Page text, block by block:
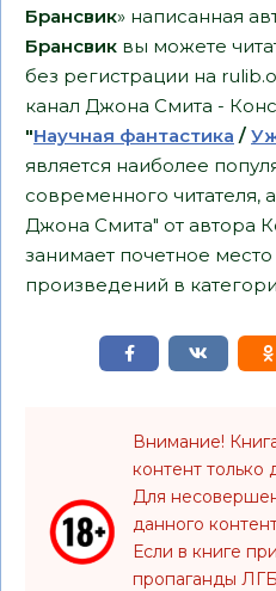
Брансвик» написанная
Брансвик вы можете
без регистрации на
канал Джона Смита -
"Научная фантастика /
является наиболее
современного читателя,
Джона Смита" от автора
занимает почетное
произведений в
Внимание!
контент только
Для
данного
Если в книге
пропаганды